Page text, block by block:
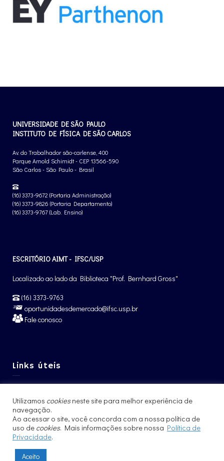
UNIVERSIDADE DE SÃO PAULO
INSTITUTO DE FÍSICA DE SÃO CARLOS
Av. do Trabalhador são-carlense, 400
Parque Arnold Schimidt - CEP 13566-590
São Carlos - São Paulo - Brasil
(16) 3373-9672 (Portaria Administração)
(16) 3373-9826 (Portaria Departamento)
(16) 3373-9767 (Lab. Ensino)
ESCRITÓRIO AIMT - IFSC/USP
Localizado ao lado da Biblioteca "Prof. Bernhard Gross"
(16) 3373-9763
oportunidadesdemercado@ifsc.usp.br
Fale conosco
Links úteis
Pós-Graduação IFSC
Intercâmbio – CCNInt
Utilizamos cookiesneste site para melhor experiência de
navegação.
Ao acessar o site, você concorda com a nossa política de
uso de cookies. Mais informações sobre nossa Política de
Privacidade.
Aceito